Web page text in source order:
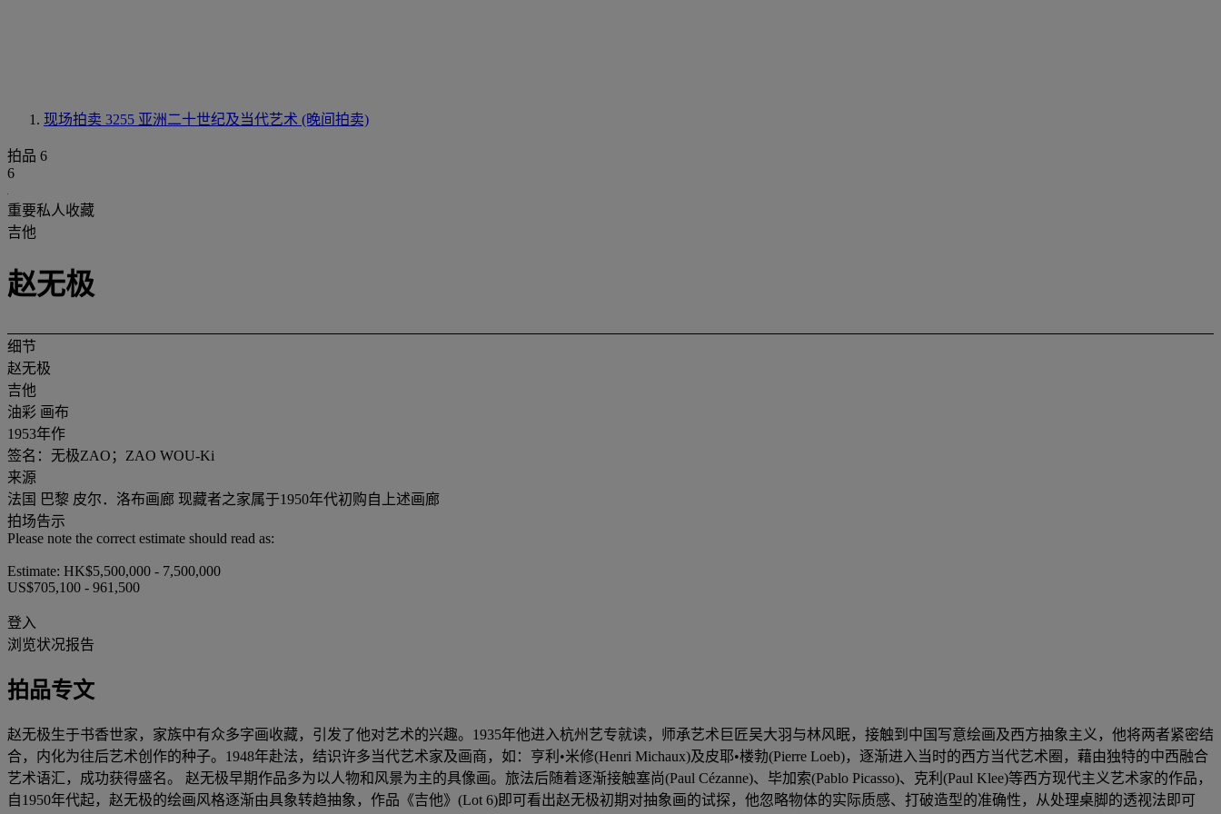
现场拍卖 3255 亚洲二十世纪及当代艺术 (晚间拍卖)
拍品 6
6
重要私人收藏
吉他
赵无极
细节
赵无极
吉他
油彩 画布
1953年作
签名：无极ZAO；ZAO WOU-Ki
来源
法国 巴黎 皮尔．洛布画廊 现藏者之家属于1950年代初购自上述画廊
拍场告示
Please note the correct estimate should read as:
Estimate: HK$5,500,000 - 7,500,000
US$705,100 - 961,500
登入
浏览状况报告
拍品专文
赵无极生于书香世家，家族中有众多字画收藏，引发了他对艺术的兴趣。1935年他进入杭州艺专就读，师承艺术巨匠吴大羽与林风眠，接触到中国写意绘画及西方抽象主义，他将两者紧密结
合，内化为往后艺术创作的种子。1948年赴法，结识许多当代艺术家及画商，如：亨利•米修(Henri Michaux)及皮耶•楼勃(Pierre Loeb)，逐渐进入当时的西方当代艺术圈，藉由独特的中西融合
艺术语汇，成功获得盛名。 赵无极早期作品多为以人物和风景为主的具像画。旅法后随着逐渐接触塞尚(Paul Cézanne)、毕加索(Pablo Picasso)、克利(Paul Klee)等西方现代主义艺术家的作品，
自1950年代起，赵无极的绘画风格逐渐由具象转趋抽象，作品《吉他》(Lot 6)即可看出赵无极初期对抽象画的试探，他忽略物体的实际质感、打破造型的准确性，从处理桌脚的透视法即可